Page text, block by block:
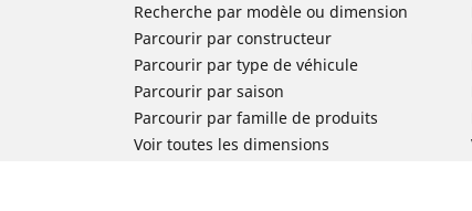
Recherche par modèle ou dimension
Parcourir par constructeur
Parcourir par type de véhicule
Parcourir par saison
Parcourir par famille de produits
Voir toutes les dimensions